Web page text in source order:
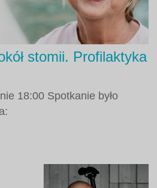
stomii. Profilaktyka
18:00 Spotkanie było